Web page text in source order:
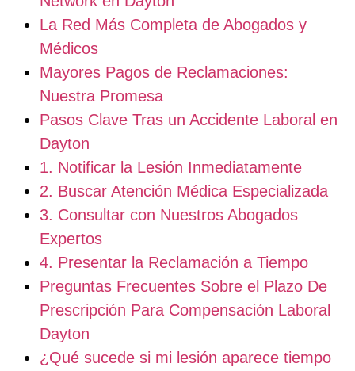
La Red Más Completa de Abogados y
Médicos
Mayores Pagos de Reclamaciones:
Nuestra Promesa
Pasos Clave Tras un Accidente Laboral en
Dayton
1. Notificar la Lesión Inmediatamente
2. Buscar Atención Médica Especializada
3. Consultar con Nuestros Abogados
Expertos
4. Presentar la Reclamación a Tiempo
Preguntas Frecuentes Sobre el Plazo De
Prescripción Para Compensación Laboral
Dayton
¿Qué sucede si mi lesión aparece tiempo